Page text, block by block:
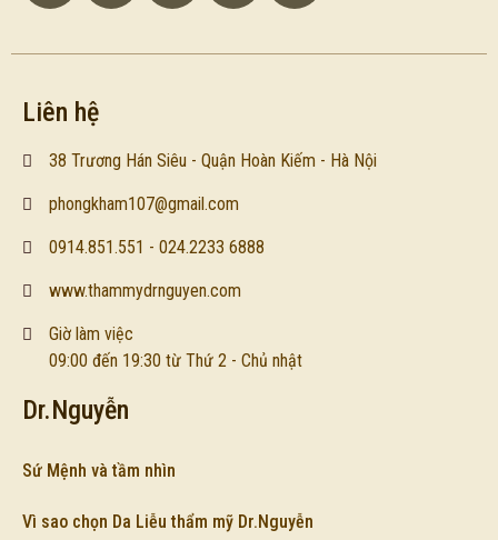
Liên hệ
38 Trương Hán Siêu - Quận Hoàn Kiếm - Hà Nội
phongkham107@gmail.com
0914.851.551 - 024.2233 6888
www.thammydrnguyen.com
Giờ làm việc
09:00 đến 19:30 từ Thứ 2 - Chủ nhật
Dr.Nguyễn
Sứ Mệnh và tầm nhìn
Vì sao chọn Da Liễu thẩm mỹ Dr.Nguyễn